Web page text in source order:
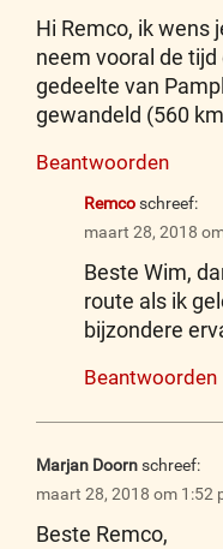
Hi Remco, ik wens
neem vooral de
gedeelte van
gewandeld (560
Beantwoorden
Remcoschreef:
maart 28, 2018
Beste Wim,
route als ik
bijzondere
Beantwoorden
Marjan Doornschreef:
maart 28, 2018 om 1:52
Beste Remco,